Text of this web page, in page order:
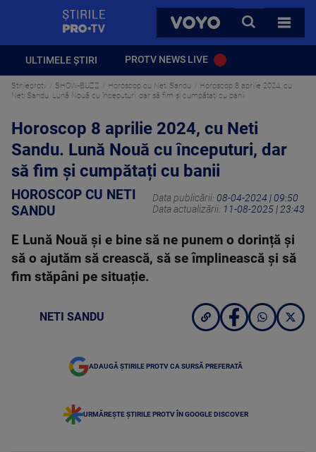
VOYO
CAUTA
TOATE
ULTIMELE ȘTIRI PROTV NEWS LIVE
Stirileprotv SHOW-BUZZ Horoscop cu Neti Sandu
Horoscop 8 aprilie 2024, cu
Neti Sandu. Lună Nouă cu începuturi, dar să fim și cumpătați cu banii
Horoscop 8 aprilie 2024, cu Neti
Sandu. Lună Nouă cu începuturi, dar
să fim și cumpătați cu banii
HOROSCOP CU NETI
SANDU
Data publicării: 08-04-2024 | 09:50
Data actualizării: 11-08-2025 | 23:43
E Lună Nouă și e bine să ne punem o dorință și
să o ajutăm să crească, să se împlinească și să
fim stăpâni pe situație.
NETI SANDU
ADAUGĂ ȘTIRILE PROTV CA SURSĂ PREFERATĂ
URMĂREȘTE ȘTIRILE PROTV ÎN GOOGLE DISCOVER